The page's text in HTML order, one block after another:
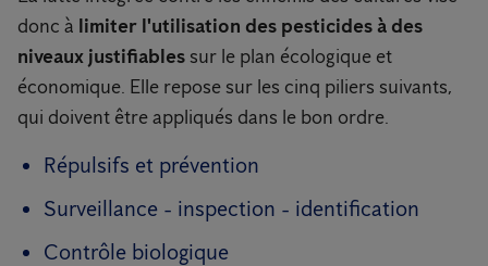
donc à limiter l'utilisation des pesticides à des
niveaux justifiables sur le plan écologique et
économique. Elle repose sur les cinq piliers suivants,
qui doivent être appliqués dans le bon ordre.
Répulsifs et prévention
Surveillance - inspection - identification
Contrôle biologique